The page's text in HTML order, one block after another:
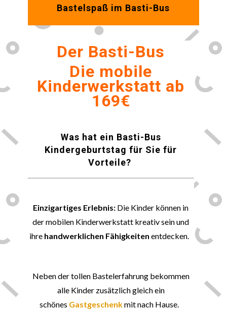
Bastelspaß im Basti-Bus
Der Basti-Bus
Die mobile
Kinderwerkstatt ab
169€
Was hat ein Basti-Bus
Kindergeburtstag für Sie für
Vorteile?
Einzigartiges Erlebnis: Die Kinder können in
der mobilen Kinderwerkstatt kreativ sein und
ihre handwerklichen Fähigkeiten entdecken.
Neben der tollen Bastelerfahrung bekommen
alle Kinder zusätzlich gleich ein
schönes Gastgeschenkmit nach Hause.